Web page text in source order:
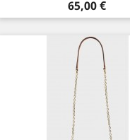
Prix
65,00 €